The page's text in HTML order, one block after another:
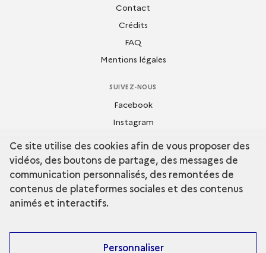
Contact
Crédits
FAQ
Mentions légales
SUIVEZ-NOUS
Facebook
Instagram
Flickr
Youtube
Ce site utilise des cookies afin de vous proposer des
vidéos, des boutons de partage, des messages de
communication personnalisés, des remontées de
contenus de plateformes sociales et des contenus
animés et interactifs.
Personnaliser